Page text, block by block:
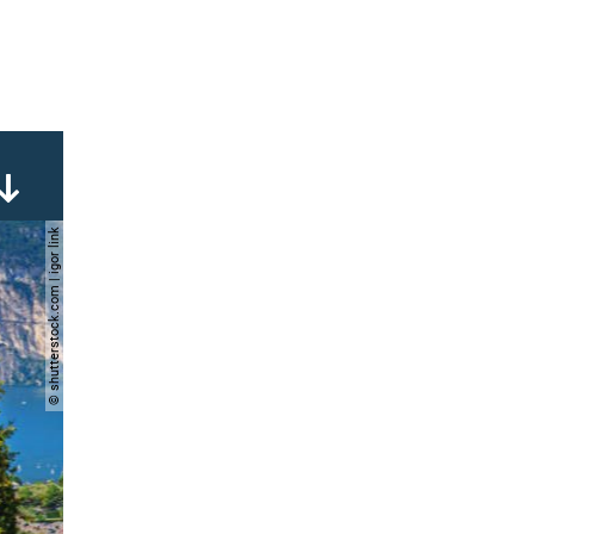
© shutterstock.com | igor link